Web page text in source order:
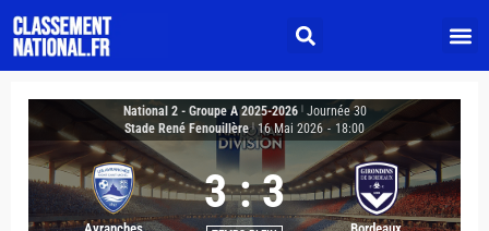
National 2 - Groupe A 2025-2026
Journée 30
Stade René Fenouillère
16 Mai 2026 - 18:00
3 : 3